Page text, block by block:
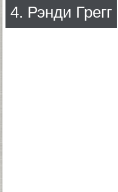
4. Рэнди Грегг